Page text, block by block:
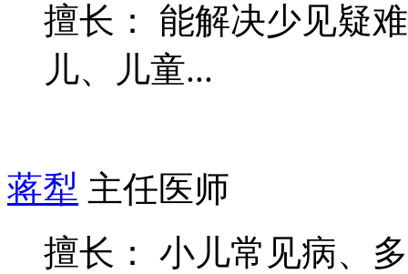
擅长： 能解决少见疑
儿、儿童...
蒋犁 主任医师
擅长： 小儿常见病、